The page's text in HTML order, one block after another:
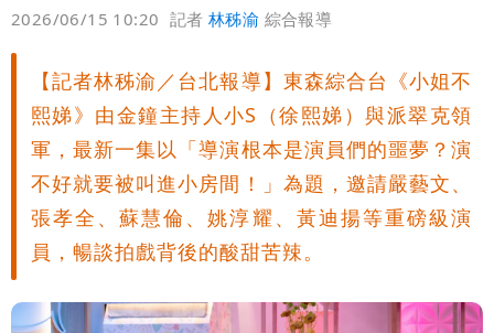
2026/06/15 10:20 記者林秭渝 綜合報導
【記者林秭渝／台北報導】東森綜合台《小姐不
熙娣》由金鐘主持人小S（徐熙娣）與派翠克領
軍，最新一集以「導演根本是演員們的噩夢？演
不好就要被叫進小房間！」為題，邀請嚴藝文、
張孝全、蘇慧倫、姚淳耀、黃迪揚等重磅級演
員，暢談拍戲背後的酸甜苦辣。